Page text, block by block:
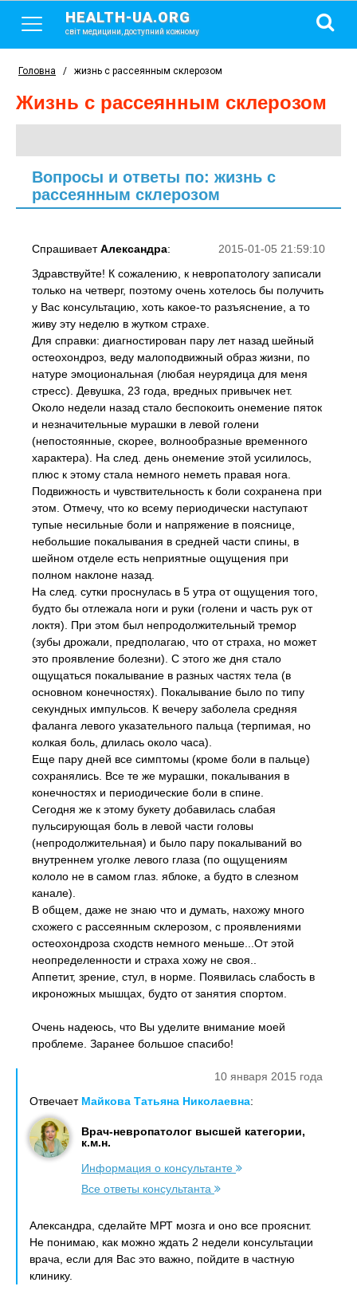
HEALTH-UA.ORG
світ медицини, доступний кожному
Головна / жизнь с рассеянным склерозом
жизнь с рассеянным склерозом
Вопросы и ответы по: жизнь с
рассеянным склерозом
2015-01-05 21:59:10
СпрашиваетАлександра:
Здравствуйте! К сожалению, к невропатологу записали
только на четверг, поэтому очень хотелось бы получить
у Вас консультацию, хоть какое-то разъяснение, а то
живу эту неделю в жутком страхе.
Для справки: диагностирован пару лет назад шейный
остеохондроз, веду малоподвижный образ жизни, по
натуре эмоциональная (любая неурядица для меня
стресс). Девушка, 23 года, вредных привычек нет.
Около недели назад стало беспокоить онемение пяток
и незначительные мурашки в левой голени
(непостоянные, скорее, волнообразные временного
характера). На след. день онемение этой усилилось,
плюс к этому стала немного неметь правая нога.
Подвижность и чувствительность к боли сохранена при
этом. Отмечу, что ко всему периодически наступают
тупые несильные боли и напряжение в пояснице,
небольшие покалывания в средней части спины, в
шейном отделе есть неприятные ощущения при
полном наклоне назад.
На след. сутки проснулась в 5 утра от ощущения того,
будто бы отлежала ноги и руки (голени и часть рук от
локтя). При этом был непродолжительный тремор
(зубы дрожали, предполагаю, что от страха, но может
это проявление болезни). С этого же дня стало
ощущаться покалывание в разных частях тела (в
основном конечностях). Покалывание было по типу
секундных импульсов. К вечеру заболела средняя
фаланга левого указательного пальца (терпимая, но
колкая боль, длилась около часа).
Еще пару дней все симптомы (кроме боли в пальце)
сохранялись. Все те же мурашки, покалывания в
конечностях и периодические боли в спине.
Сегодня же к этому букету добавилась слабая
пульсирующая боль в левой части головы
(непродолжительная) и было пару покалываний во
внутреннем уголке левого глаза (по ощущениям
кололо не в самом глаз. яблоке, а будто в слезном
канале).
В общем, даже не знаю что и думать, нахожу много
схожего с рассеянным склерозом, с проявлениями
остеохондроза сходств немного меньше...От этой
неопределенности и страха хожу не своя..
Аппетит, зрение, стул, в норме. Появилась слабость в
икроножных мышцах, будто от занятия спортом.
Очень надеюсь, что Вы уделите внимание моей
проблеме. Заранее большое спасибо!
10 января 2015 года
Отвечает Майкова Татьяна Николаевна:
Врач-невропатолог высшей категории,
к.м.н.
Информация о консультанте
Все ответы консультанта
Александра, сделайте МРТ мозга и оно все прояснит.
Не понимаю, как можно ждать 2 недели консультации
врача, если для Вас это важно, пойдите в частную
клинику.